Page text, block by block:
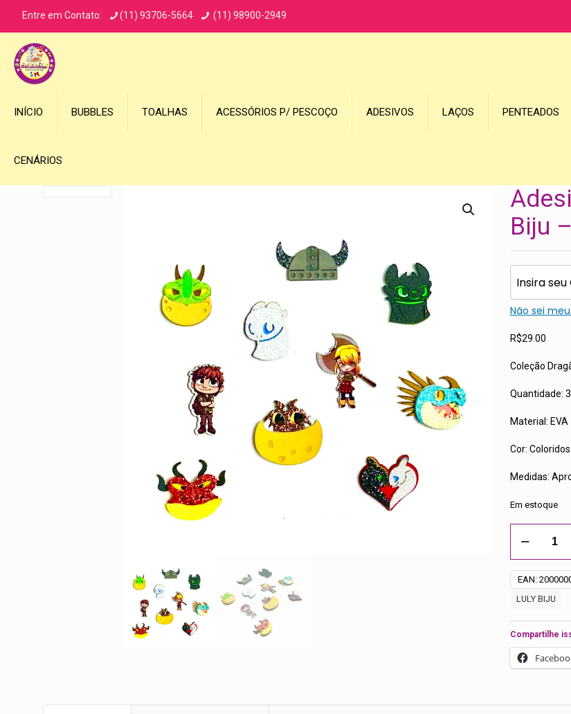
Entre em Contato: (11) 93706-5664 (11) 98900-2949
INÍCIO BUBBLES TOALHAS ACESSÓRIOS P/ PESCOÇO ADESIVOS LAÇOS PENTEADOS
CENÁRIOS
Biju
Não sei meu
R$29.00
Coleção
Quantidade:
Material: EVA
Cor: Coloridos
Medidas:
Em estoque
Luly
Biju
30
unidades
quantidade
EAN:
LULY BIJU
Compartilhe